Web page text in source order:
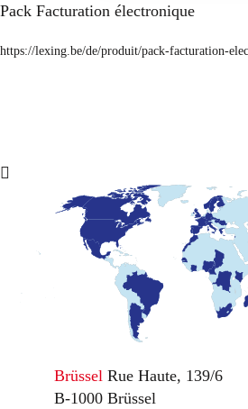
Pack Facturation électronique
https://lexing.be/de/produit/pack-facturation-
Brüssel Rue Haute, 139/6
B-1000 Brüssel